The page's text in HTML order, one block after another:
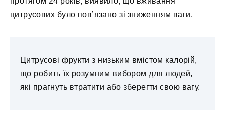
цитрусових було пов’язано зі зниженням ваги.
Цитрусові фрукти з низьким вмістом калорій,
що робить їх розумним вибором для людей,
які прагнуть втратити або зберегти свою вагу.